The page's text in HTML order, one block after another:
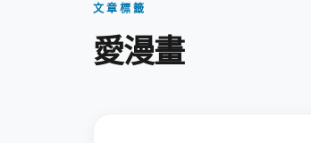
文章標籤
愛漫畫